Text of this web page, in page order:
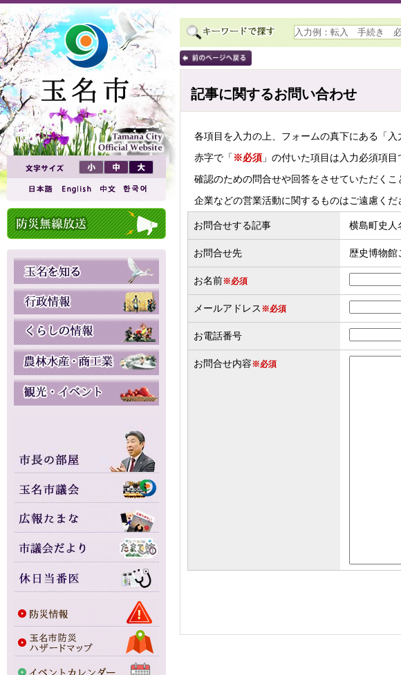
記事に関するお問い合わせ
各項目を入力の上、フォームの真下にある「
赤字で「 ※必須 」の付いた項目は入力必須項目
確認のための問合せや回答をさせていただく
企業などの営業活動に関するものはご遠慮くだ
お問合せする記事 横島町史人
お問合せ先 歴史博物館
お名前※必須
メールアドレス ※必須
お電話番号
お問合せ内容※必須